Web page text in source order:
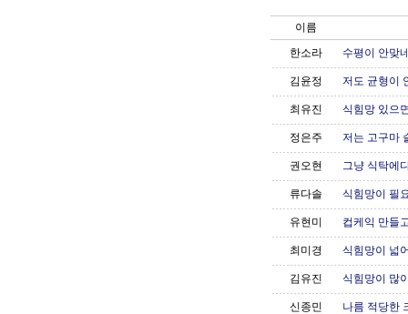
이름
한소라
수평이 안맞
김윤정 저도 균형이
최유진 식힘망 있으
정은주 저는 고구마
권오현 그냥 식탁에
류다솔 식힘망이 필
유현미 컵케익 만들
최미경 식힘망이 넓
김유진 식힘망이 많
신종민 나름 적당한